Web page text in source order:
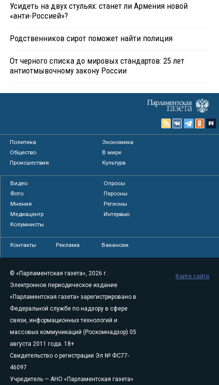
Усидеть на двух стульях: станет ли Армения новой
«анти-Россией»?
Родственников сирот поможет найти полиция
От черного списка до мировых стандартов: 25 лет
антиотмывочному закону России
Политика
Экономика
Общество
В мире
Происшествия
Культура
Видео
Опросы
Фото
Персоны
Мнения
Регионы
Медиацентр
Интервью
Колумнисты
Контакты Реклама Вакансии
© «Парламентская газета», 2026 г.
Электронное периодическое издание
«Парламентская газета» зарегистрировано в
Федеральной службе по надзору в сфере
связи, информационных технологий и
массовых коммуникаций (Роскомнадзор) 05
августа 2011 года. 18+
Свидетельство о регистрации Эл № ФС77-
46097
Учредитель — АНО «Парламентская газета»
Карта сайта